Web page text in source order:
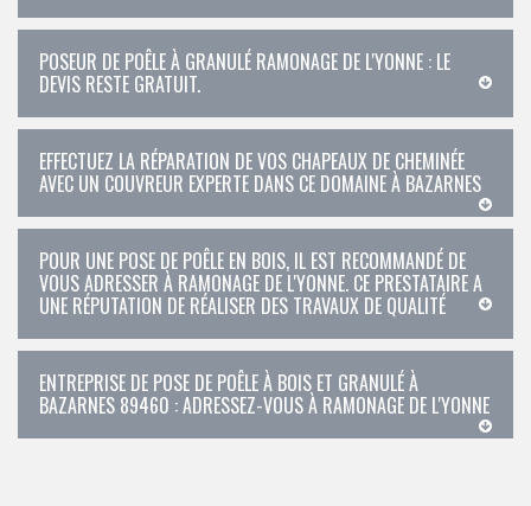
POSEUR DE POÊLE À GRANULÉ RAMONAGE DE L'YONNE : LE
DEVIS RESTE GRATUIT.
EFFECTUEZ LA RÉPARATION DE VOS CHAPEAUX DE CHEMINÉE
AVEC UN COUVREUR EXPERTE DANS CE DOMAINE À BAZARNES
POUR UNE POSE DE POÊLE EN BOIS, IL EST RECOMMANDÉ DE
VOUS ADRESSER À RAMONAGE DE L'YONNE. CE PRESTATAIRE A
UNE RÉPUTATION DE RÉALISER DES TRAVAUX DE QUALITÉ
ENTREPRISE DE POSE DE POÊLE À BOIS ET GRANULÉ À
BAZARNES 89460 : ADRESSEZ-VOUS À RAMONAGE DE L'YONNE